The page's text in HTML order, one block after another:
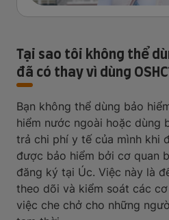
Tại sao tôi không thể
đã có thay vì dùng
Bạn không thể dùng bảo
hiểm nước ngoài hoặc dùng
trả chi phí y tế của mình khi
được bảo hiểm bởi cơ quan
đăng ký tại Úc. Việc này là
theo dõi và kiểm soát các
việc che chở cho những